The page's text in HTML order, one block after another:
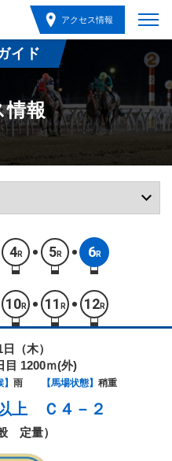
アクセス情報
イド
情報
4R 5R 6R
10R 11 R 12R
（木）
目 1200ｍ(外)
雨 【馬場状態】 稍重
上 Ｃ４－２
定量）